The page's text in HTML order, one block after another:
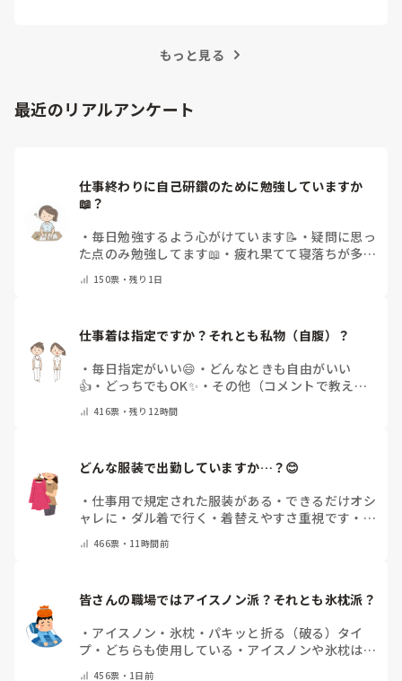
もっと見る
最近のリアルアンケート
仕事終わりに自己研鑽のために勉強していますか
📖？
・ 毎日勉強するよう心がけています📝 ・疑問に思っ
た点のみ勉強してます📖 ・ 疲れ果てて寝落ちが多い
（コメントで教えてください）
150票・残り1日
仕事着は指定ですか？それとも私物（自腹）？
・ 毎日指定がいい😄 ・ どんなときも自由がいい
👍 ・ どっちでもOK✨ ・ その他（コメントで教えて
416票・残り12時間
どんな服装で出勤していますか…？😊
・ 仕事用で規定された服装がある ・ できるだけオシ
ャレに ・ ダル着で行く ・着替えやすさ重視です ・ 病
その他(コメントで教えてください)
466票・ 11時間前
皆さんの職場ではアイスノン派？それとも氷枕派？
・ アイスノン ・ 氷枕 ・ パキッと折る（破る）タイ
プ ・ どちらも使用している ・ アイスノンや氷枕は使
456票・ 1日前